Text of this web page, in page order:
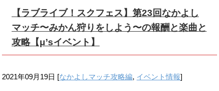
【ラブライブ！スクフェス】第23回なかよし
マッチ〜みかん狩りをしよう〜の報酬と楽曲と
攻略【μ’sイベント】
2021年09月19日 [なかよしマッチ攻略編, イベント情報]